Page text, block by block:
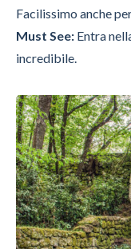
Facilissimo anche
Must See: Entra
incredibile.